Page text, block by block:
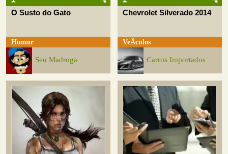
O Susto do Gato
Humor
Seu Madroga
Chevrolet Silverado 2014
VeÃ­culos
Carros Importados